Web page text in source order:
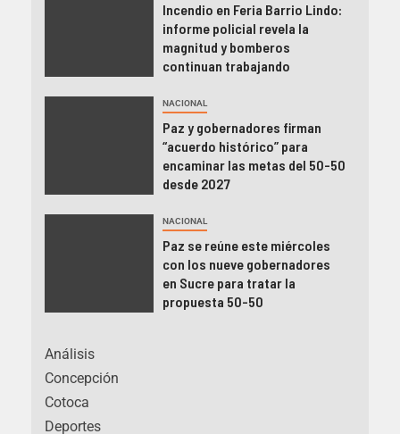
Incendio en Feria Barrio Lindo:
informe policial revela la
magnitud y bomberos
continuan trabajando
NACIONAL
Paz y gobernadores firman
“acuerdo histórico” para
encaminar las metas del 50-50
desde 2027
NACIONAL
Paz se reúne este miércoles
con los nueve gobernadores
en Sucre para tratar la
propuesta 50-50
Análisis
Concepción
Cotoca
Deportes